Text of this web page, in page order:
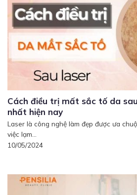
Cách điều trị mất sắc tố da
nhất hiện nay
Laser là công nghệ làm đẹp được ưa
việc lạm...
10/05/2024